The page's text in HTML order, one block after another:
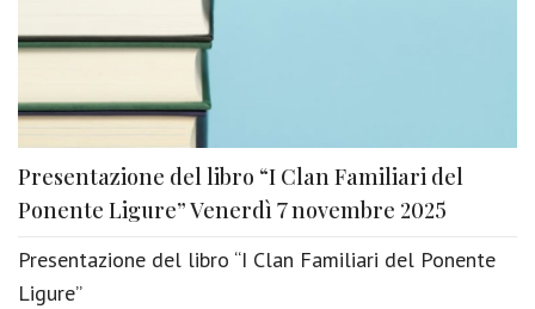
Presentazione del libro “I Clan Familiari del
Ponente Ligure” Venerdì 7 novembre 2025
Presentazione del libro “I Clan Familiari del Ponente
Ligure”